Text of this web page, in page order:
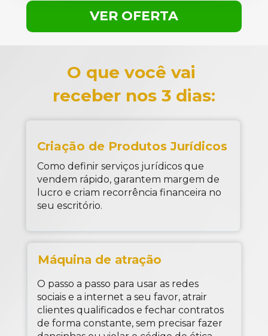
VER OFERTA
O que você vai
receber nos 3 dias:
Criação de Produtos Jurídicos
Como definir serviços jurídicos que
vendem rápido, garantem margem de
lucro e criam recorrência financeira no
seu escritório.
Máquina de atração
O passo a passo para usar as redes
sociais e a internet a seu favor, atrair
clientes qualificados e fechar contratos
de forma constante, sem precisar fazer